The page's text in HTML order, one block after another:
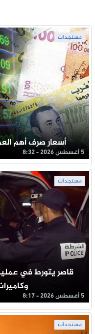
مستجدات
أسعار صرف أهم
5 أغسطس 2026 - 8:32
مستجدات
قاصر يتورط في
5 أغسطس 2026 - 8:17
مستجدات